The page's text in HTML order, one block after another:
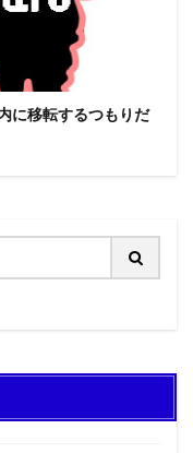
に移転するつもりだ